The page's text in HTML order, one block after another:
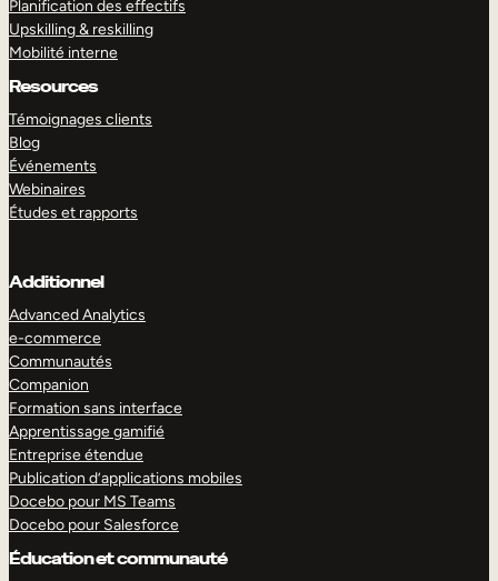
Planification des effectifs
Upskilling & reskilling
Mobilité interne
Resources
Témoignages clients
Blog
Événements
Webinaires
Études et rapports
Additionnel
Advanced Analytics
e-commerce
Communautés
Companion
Formation sans interface
Apprentissage gamifié
Entreprise étendue
Publication d’applications mobiles
Docebo pour MS Teams
Docebo pour Salesforce
Éducation et communauté